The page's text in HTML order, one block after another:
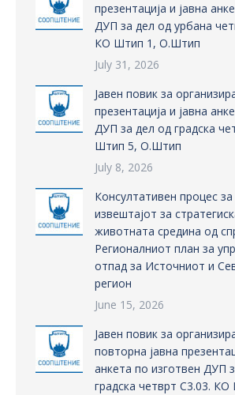
презентација и јавна
ДУП за дел од урбана
КО Штип 1, О.Штип
July 31, 2026
Јавен повик за
презентација и јавна
ДУП за дел од градска
Штип 5, О.Штип
July 8, 2026
Консултативен процес
извештајот за
животната средина од
Регионалниот план за
отпад за Источниот и
регион
June 15, 2026
Јавен повик за
повторна јавна
анкета по изготвен ДУП
градска четврт С3.03.